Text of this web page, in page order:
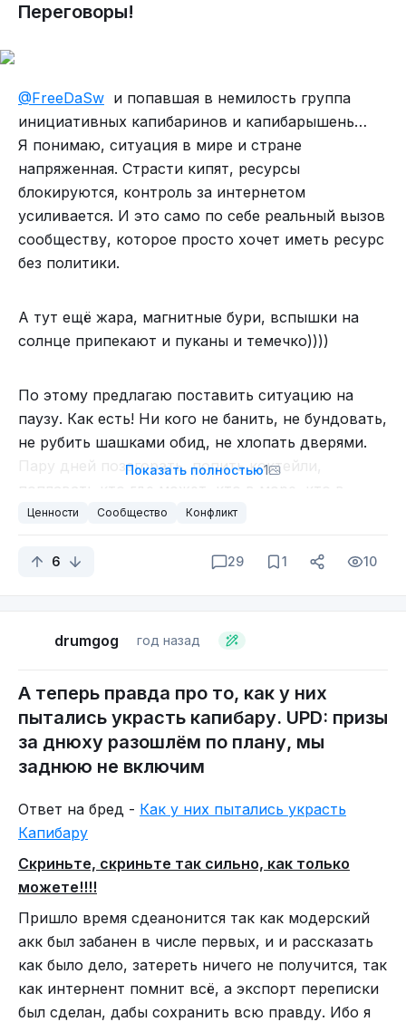
Переговоры!
@FreeDaSw и попавшая в немилость группа
инициативных капибаринов и капибарышень…
Я понимаю, ситуация в мире и стране
напряженная. Страсти кипят, ресурсы
блокируются, контроль за интернетом
усиливается. И это само по себе реальный вызов
сообществу, которое просто хочет иметь ресурс
без политики.
А тут ещё жара, магнитные бури, вспышки на
солнце припекают и пуканы и темечко))))
По этому предлагаю поставить ситуацию на
паузу. Как есть! Ни кого не банить, не бундовать,
не рубить шашками обид, не хлопать дверями.
Пару дней позагорать, попить коктейли,
озере, кто в ванной или бассейне))) в общем
Главная наша цель - сохранить капибару, и как
этого. Цель то у нас общая.
Показать полностью1
Ценности Сообщество Конфликт
6 29 1 10
drumgog год назад
А теперь правда про то, как у них
пытались украсть капибару. UPD: призы
за днюху разошлём по плану, мы
заднюю не включим
Ответ на бред - Как у них пытались украсть
Капибару
Скриньте, скриньте так сильно, как только
можете!!!!
Пришло время сдеанонится так как модерский
акк был забанен в числе первых, и и рассказать
как было дело, затереть ничего не получится, так
как интернент помнит всё, а экспорт переписки
был сделан, дабы сохранить всю правду. Ибо я